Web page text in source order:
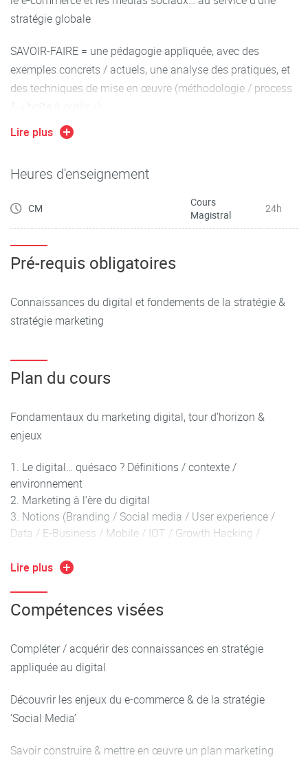
stratégie globale
SAVOIR-FAIRE = une pédagogie appliquée, avec des
exemples concrets / actuels, une analyse des pratiques, et
des techniques de mise en œuvre (méthodologie / process
& « boîte à outils »)
SAVOIR-ETRE = ouverture, curiosité, créativité… agilité &
numérique)
Lire plus
Heures d'enseignement
CM
Cours
Magistral
24h
Pré-requis obligatoires
Connaissances du digital et fondements de la stratégie &
stratégie marketing
Plan du cours
Fondamentaux du marketing digital, tour d’horizon &
enjeux
Le digital… quésaco ? Définitions / contexte /
environnement
Marketing à l’ère du digital
Notions (Branding / Social media / User experience /
Data / E-Business / Mobile / IOT / Growth Hacking /
E-business, de la stratégie au suivi des performances
Les leviers du webmarketing (POEM)
Les différents modèles de e-commerce
Construire un plan marketing online (analyse de
l’environnement, SWOT, positionnement, segmentation,
proposition de valeur, personae)
indicateurs de performance / KPI)
Data visualisation (tableaux de bord, reporting)
Les différents leviers d’acquisition (« gratuits » & payants)
Lire plus
Compétences visées
Compléter / acquérir des connaissances en stratégie
appliquée au digital
Découvrir les enjeux du e-commerce & de la stratégie
‘Social Media’
Savoir construire & mettre en œuvre un plan marketing